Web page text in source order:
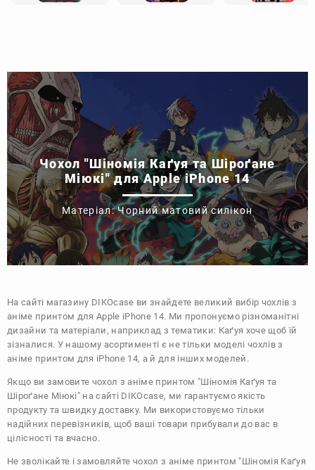
Чохол "Шіномія Каґуя та Шіроґане
Міюкі" для Apple iPhone 14
Матеріал: Чорний матовий силікон
На сайті магазину DIKOcase ви знайдете великий вибір чохлів з
аніме принтом для Apple iPhone 14. Ми пропонуємо різноманітні
дизайни та матеріали, наприклад з тематики: Каґуя хоче щоб їй
зізналися. У нашому асортименті є не тільки моделі чохлів з
аніме принтом для iPhone 14, а й для інших моделей.
Якщо ви замовите чохол з аніме принтом "Шіномія Каґуя та
Шіроґане Міюкі" на сайті DIKOcase, ми гарантуємо якість
продукту та швидку доставку. Ми використовуємо тільки
надійних перевізників, щоб ваші товари прибували до вас в
цілісності та вчасно.
Не зволікайте і замовляйте чохол з аніме принтом "Шіномія Каґуя